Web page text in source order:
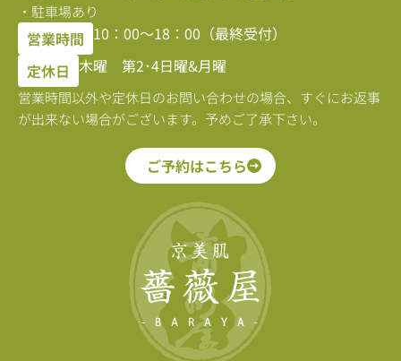
・駐車場あり
営業時間 10：00〜18：00（最終受付）
定休日 木曜 第2･4日曜&月曜
営業時間以外や定休日のお問い合わせの場合、すぐにお返事
が出来ない場合がございます。予めご了承下さい。
ご予約はこちら